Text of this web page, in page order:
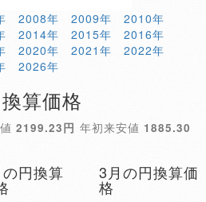
2008年 2009年
2010年
2014年 2015年
2016年
2020年 2021年
2022年
2026年
算価格
2199.23円 年初来安値 1885.30
円換算 3月の円換算価
格